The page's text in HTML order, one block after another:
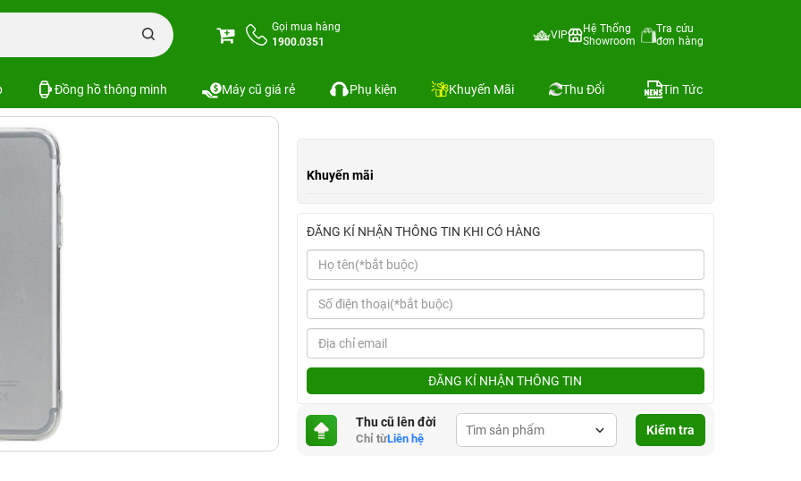
Gọi mua hàng
1900.0351
VIP
Hệ Thống
Showroom
Tra cứu
đơn hàng
Đồng hồ thông minh Máy cũ giá rẻ Phụ kiện Khuyến Mãi Thu Đổi Tin Tức
Ốp lưng iPhone 7 ROCK Pure Series
Khuyến mãi
ĐĂNG KÍ NHẬN THÔNG TIN KHI CÓ HÀNG
ĐĂNG KÍ NHẬN THÔNG TIN
Thu cũ lên đời
Chỉ từLiên hệ
Kiểm tra